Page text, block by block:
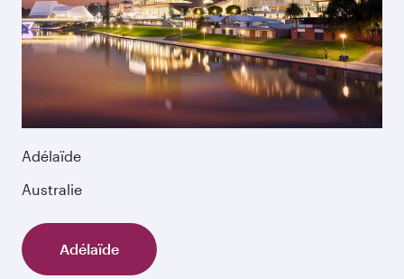
Adélaïde
Australie
Adélaïde